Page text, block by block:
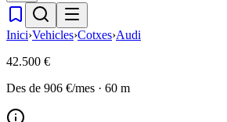
Inici›Vehicles›Cotxes›Audi
42.500 €
Des de 906 €/mes · 60 m